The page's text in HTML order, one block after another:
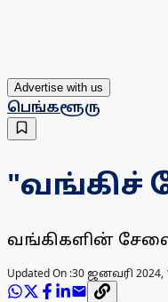
Advertise with us
பெங்களூரு
"வங்கிச்
வங்கிகளின்
Updated On :30 ஜனவரி 2024,